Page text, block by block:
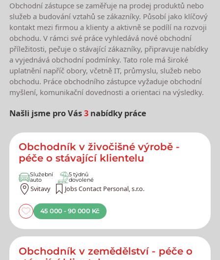
Obchodní zástupce se zaměřuje na prodej produktů nebo
služeb a budování vztahů se zákazníky. Působí jako klíčový
kontakt mezi firmou a klienty a aktivně se podílí na rozvoji
obchodu. V rámci své práce vyhledává nové obchodní
příležitosti, pečuje o stávající zákazníky, připravuje nabídky
a vyjednává obchodní podmínky. Tato role má široké
uplatnění napříč obory, včetně IT, průmyslu, služeb nebo
obchodu. Práce obchodního zástupce vyžaduje obchodní
myšlení, komunikační dovednosti a orientaci na výsledky.
Našli jsme pro Vás3 nabídky práce
Nejnovější nabídky práce
Obchodník v živočišné výrobě -
péče o stávající klientelu
Služební
auto
5 týdnů
dovolené
Svitavy Jobs Contact Personal, s.r.o.
45 000 - 90 000 Kč
Obchodník v zemědělství - péče o